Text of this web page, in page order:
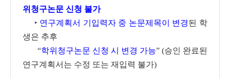
위청구논문 신청 불가
‣ 연구계획서 기입력자 중 논문제목이 변경된 학
생은 추후
“학위청구논문 신청 시 변경 가능” (승인 완료된
연구계획서는 수정 또는 재입력 불가)